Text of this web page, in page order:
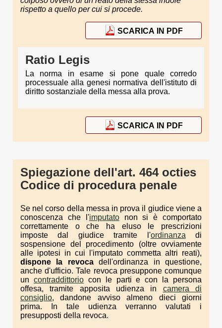
rispetto a quello per cui si procede.
SCARICA IN PDF
Ratio Legis
La norma in esame si pone quale corredo
processuale alla genesi normativa dell'istituto di
diritto sostanziale della messa alla prova.
SCARICA IN PDF
Spiegazione dell'art. 464 octies
Codice di procedura penale
Se nel corso della messa in prova il giudice viene a
conoscenza che l'imputatonon si è comportato
correttamente o che ha eluso le prescrizioni
imposte dal giudice tramite l'ordinanza di
sospensione del procedimento (oltre ovviamente
alle ipotesi in cui l'imputato commetta altri reati),
dispone la revocadell'ordinanza in questione,
anche d'ufficio. Tale revoca presuppone comunque
un contraddittoriocon le parti e con la persona
offesa, tramite apposita udienza in camera di
consiglio, dandone avviso almeno dieci giorni
prima. In tale udienza verranno valutati i
presupposti della revoca.